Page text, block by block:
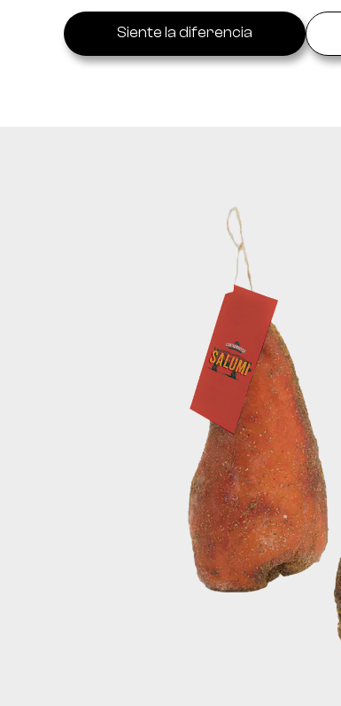
Siente la diferencia